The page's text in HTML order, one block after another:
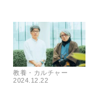
教養・カルチャー
2024.12.22